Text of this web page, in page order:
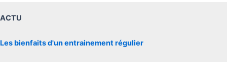
ACTU
Les bienfaits d'un entrainement régulier